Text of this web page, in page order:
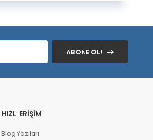
ABONE OL!
HIZLI ERIŞIM
Blog Yazıları